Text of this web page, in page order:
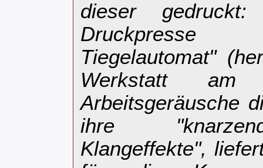
dieser gedruckt:
Tiegelautomat"
Werkstatt am
Arbeitsgeräusche
ihre
Klangeffekte",